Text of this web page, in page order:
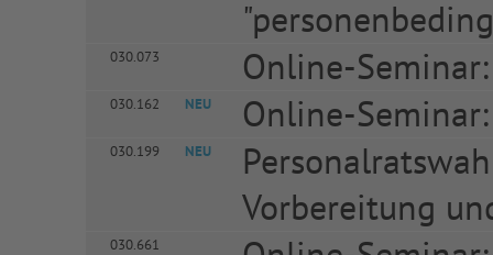
030.073 Online-
030.162 NEU Online-
030.199 NEU
Vorbereitung
030.661